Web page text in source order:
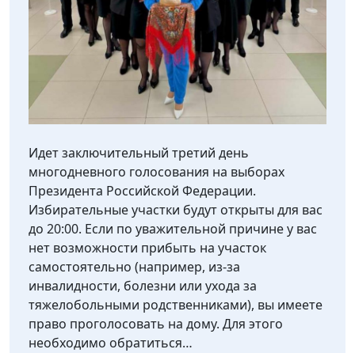
Идет заключительный третий день
многодневного голосования на выборах
Президента Российской Федерации.
Избирательные участки будут открыты для вас
до 20:00. Если по уважительной причине у вас
нет возможности прибыть на участок
самостоятельно (например, из-за
инвалидности, болезни или ухода за
тяжелобольными родственниками), вы имеете
право проголосовать на дому. Для этого
необходимо обратиться…